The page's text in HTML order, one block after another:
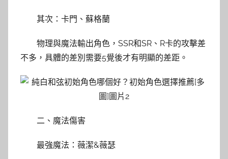
其次：卡門、蘇格蘭
物理與魔法輸出角色，SSR和SR、R卡的攻擊差
不多，具體的差別需要5覺後才有明顯的差距。
二、魔法傷害
最強魔法：薇潔&薇瑟